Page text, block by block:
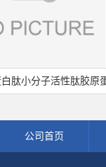
分子活性肽胶原蛋
公司首页